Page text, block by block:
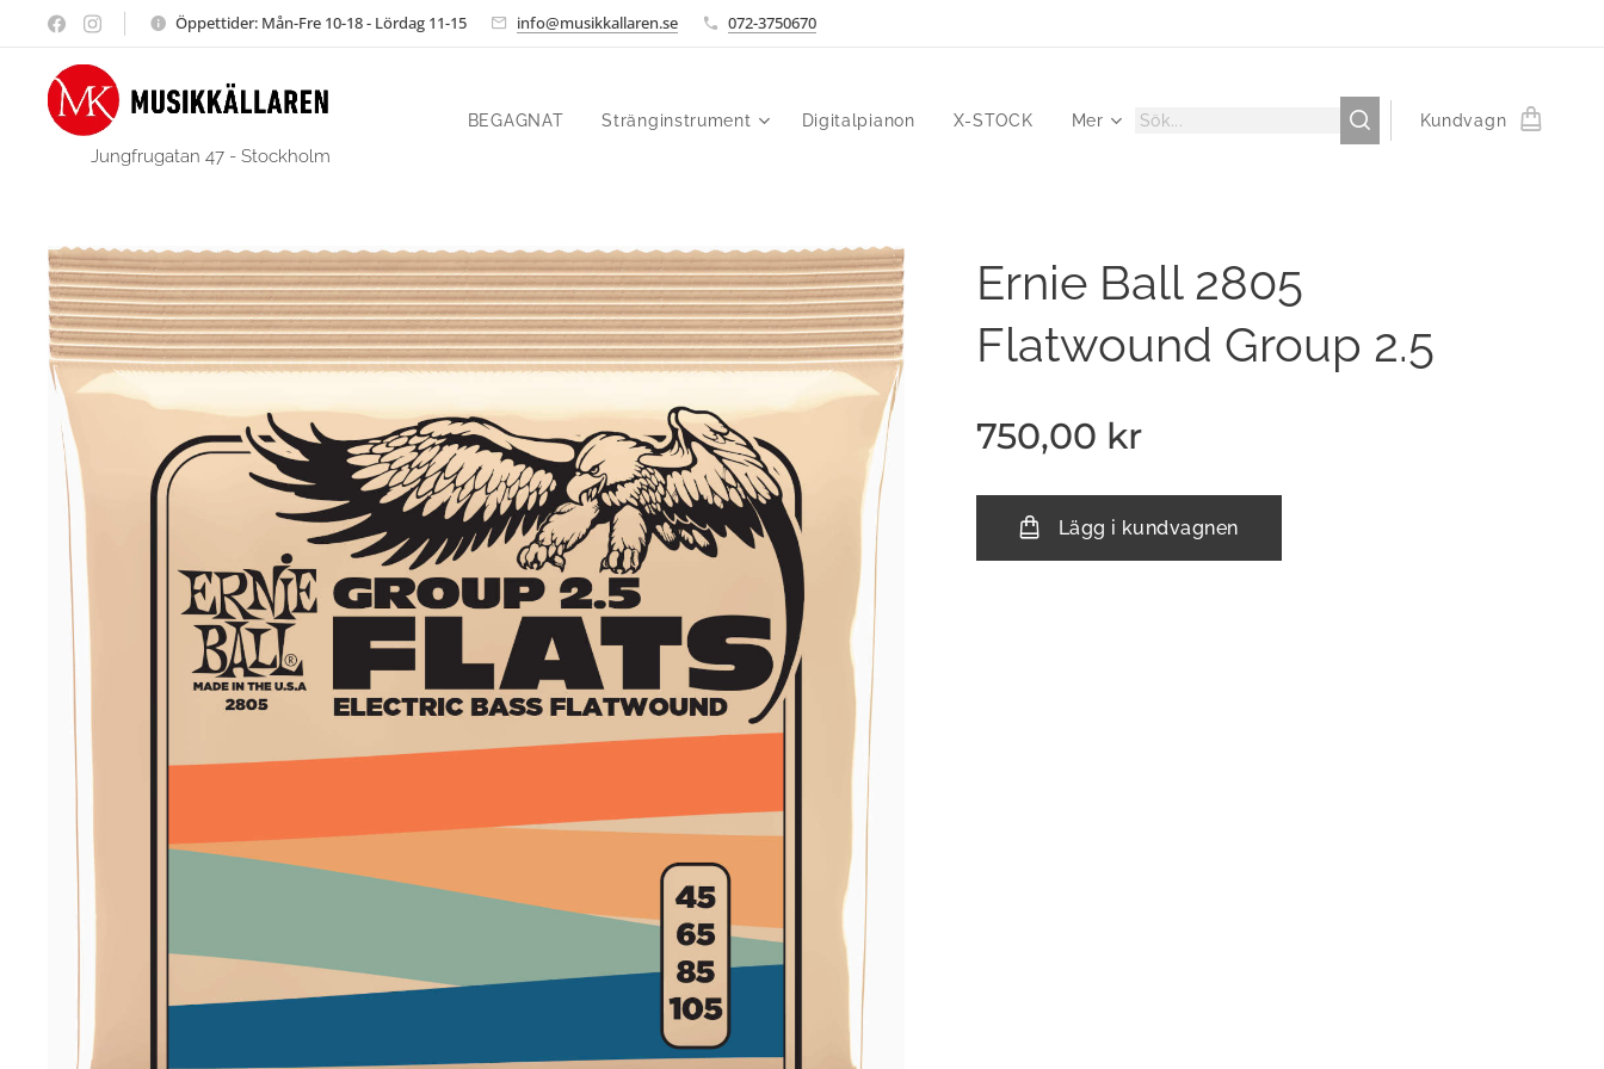
Öppettider: Mån-Fre 10-18 - Lördag 11-15 info@musikkallaren.se 072-3750670
Jungfrugatan 47 - Stockholm
BEGAGNAT Stränginstrument Digitalpianon X-STOCK Mer Kundvagn
Ernie Ball 2805
Flatwound Group 2.5
750,00 kr
Lägg i kundvagnen